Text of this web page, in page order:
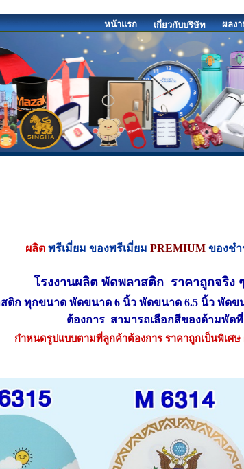
หน้าแรก เกี่ยวกับบริษัท ผลง
ผลิตพรีเมี่ยม ของพรีเมี่ยม PREMIUM ของชำ
โรงงานผลิต พัดพลาสติก ราคาถูกจริง ๆ
ติก ทุกขนาด พัดขนาด 6 นิ้ว พัดขนาด 6.5 นิ้ว พัด
ต้องการ สามารถเลือกสีของด้ามพัด
กำหนดรูปแบบตามที่ลูกค้าต้องการ ราคาถูกเป็นพิเศ